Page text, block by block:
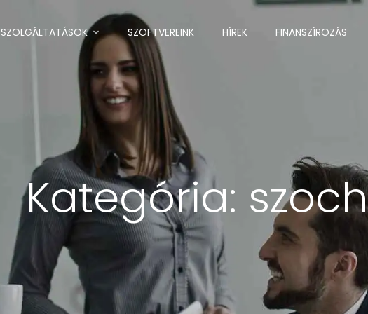
SZOLGÁLTATÁSOK SZOFTVEREINK HÍREK FINANSZÍROZÁS
Kategória: